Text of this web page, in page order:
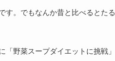
す。でもなんか昔と比べるとた
「野菜スープダイエットに挑戦」